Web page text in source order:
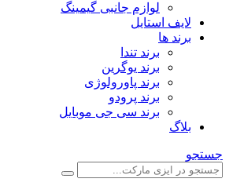
لوازم جانبی گیمینگ
لایف استایل
برند ها
برند تندا
برند یوگرین
برند پاورولوژی
برند پرودو
برند سی جی موبایل
بلاگ
جستجو